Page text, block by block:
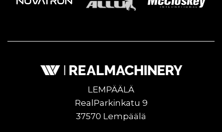
LEMPÄÄLÄ
RealParkinkatu 9
37570 Lempäälä